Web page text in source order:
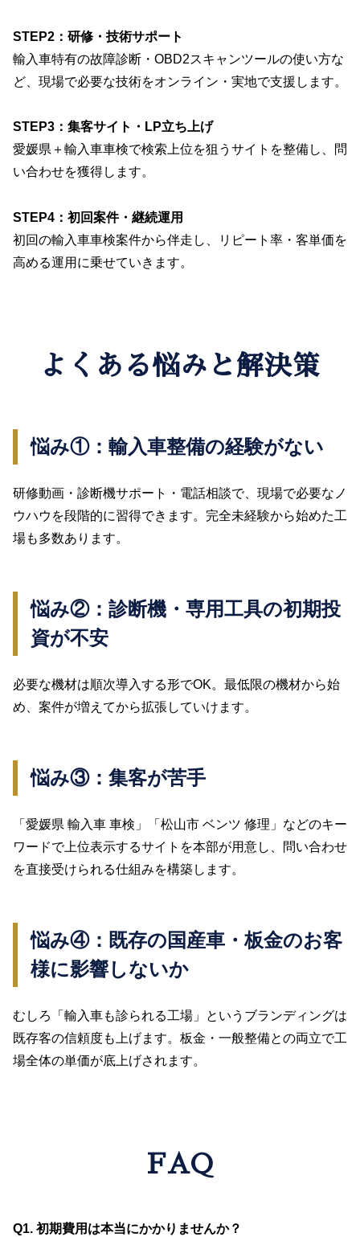
STEP2：研修・技術サポート
輸入車特有の故障診断・OBD2スキャンツールの使い方な
ど、現場で必要な技術をオンライン・実地で支援します。
STEP3：集客サイト・LP立ち上げ
愛媛県＋輸入車車検で検索上位を狙うサイトを整備し、問
い合わせを獲得します。
STEP4：初回案件・継続運用
初回の輸入車車検案件から伴走し、リピート率・客単価を
高める運用に乗せていきます。
よくある悩みと解決策
悩み①：輸入車整備の経験がない
研修動画・診断機サポート・電話相談で、現場で必要なノ
ウハウを段階的に習得できます。完全未経験から始めた工
場も多数あります。
悩み②：診断機・専用工具の初期投
資が不安
必要な機材は順次導入する形でOK。最低限の機材から始
め、案件が増えてから拡張していけます。
悩み③：集客が苦手
「愛媛県 輸入車 車検」「松山市 ベンツ 修理」などのキー
ワードで上位表示するサイトを本部が用意し、問い合わせ
を直接受けられる仕組みを構築します。
悩み④：既存の国産車・板金のお客
様に影響しないか
むしろ「輸入車も診られる工場」というブランディングは
既存客の信頼度も上げます。板金・一般整備との両立で工
場全体の単価が底上げされます。
FAQ
Q1. 初期費用は本当にかかりませんか？